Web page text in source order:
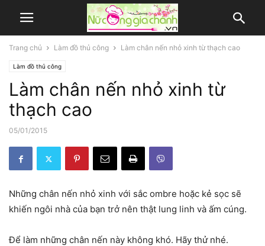
Trang chủ Làm đồ thủ công Làm chân nến nhỏ xinh từ thạch cao
Làm đồ thủ công
Làm chân nến nhỏ xinh từ
thạch cao
05/01/2015
Những chân nến nhỏ xinh với sắc ombre hoặc kẻ sọc sẽ
khiến ngôi nhà của bạn trở nên thật lung linh và ấm cúng.
Để làm những chân nến này không khó. Hãy thử nhé.